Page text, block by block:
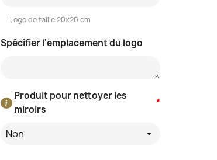
Logo de taille 20x20 cm
Spécifier l'emplacement du logo
*
Produit pour nettoyer les
miroirs
Non